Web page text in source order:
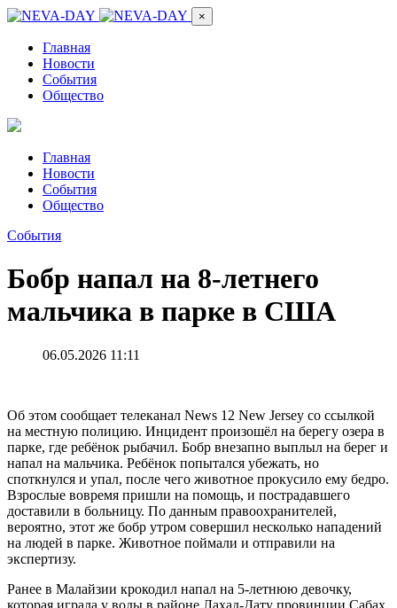
×
Главная
Новости
События
Общество
Главная
Новости
События
Общество
События
Бобр напал на 8-летнего
мальчика в парке в США
06.05.2026 11:11
Об этом сообщает телеканал News 12 New Jersey со ссылкой
на местную полицию. Инцидент произошёл на берегу озера в
парке, где ребёнок рыбачил. Бобр внезапно выплыл на берег и
напал на мальчика. Ребёнок попытался убежать, но
споткнулся и упал, после чего животное прокусило ему бедро.
Взрослые вовремя пришли на помощь, и пострадавшего
доставили в больницу. По данным правоохранителей,
вероятно, этот же бобр утром совершил несколько нападений
на людей в парке. Животное поймали и отправили на
экспертизу.
Ранее в Малайзии крокодил напал на 5-летнюю девочку,
которая играла у воды в районе Лахад-Дату провинции Сабах.